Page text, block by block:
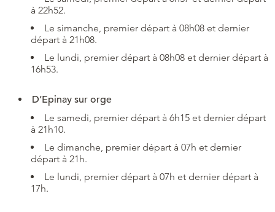
à 22h52.
Le simanche, premier départ à 08h08 et dernier
départ à 21h08.
Le lundi, premier départ à 08h08 et dernier départ à
16h53.
D’Epinay sur orge
Le samedi, premier départ à 6h15 et dernier départ
à 21h10.
Le dimanche, premier départ à 07h et dernier
départ à 21h.
Le lundi, premier départ à 07h et dernier départ à
17h.